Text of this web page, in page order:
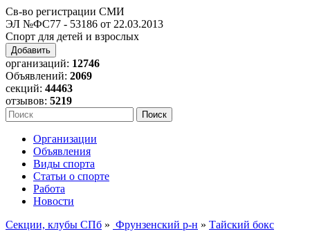
Св-во регистрации СМИ
ЭЛ №ФС77 - 53186 от 22.03.2013
Спорт для детей и взрослых
Добавить
организаций: 12746
Объявлений: 2069
секций: 44463
отзывов: 5219
Организации
Объявления
Виды спорта
Статьи о спорте
Работа
Новости
Секции, клубы СПб » Фрунзенский р-н » Тайский бокс